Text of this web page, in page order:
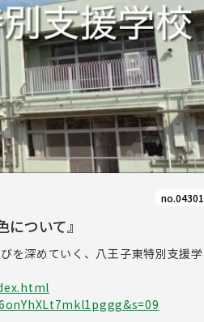
no.04301
ついて』
を深めていく、八王子東特別支援学